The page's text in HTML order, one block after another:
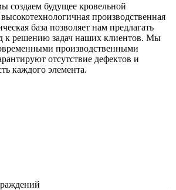
создаем будущее кровельной
производственная
база позволяет нам предлагать
к решению задач наших клиентов. Мы
производственными
отсутствие дефектов и
каждого элемента.